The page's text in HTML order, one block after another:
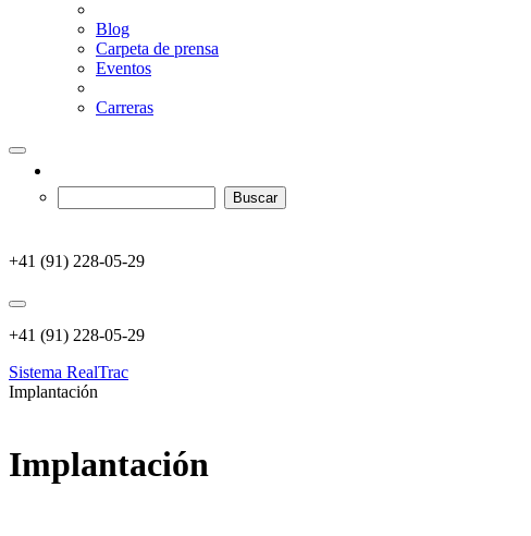
Blog
Carpeta de prensa
Eventos
Carreras
+41 (91) 228-05-29
+41 (91) 228-05-29
Sistema RealTrac
Implantación
Implantación